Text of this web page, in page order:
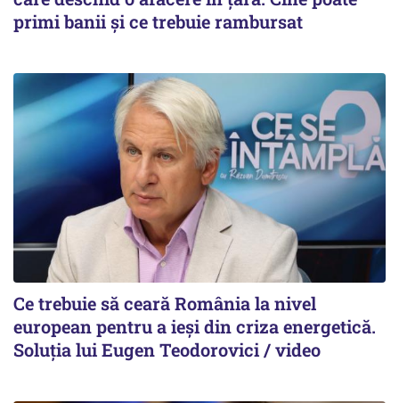
primi banii și ce trebuie rambursat
Ce trebuie să ceară România la nivel
european pentru a ieși din criza energetică.
Soluția lui Eugen Teodorovici / video